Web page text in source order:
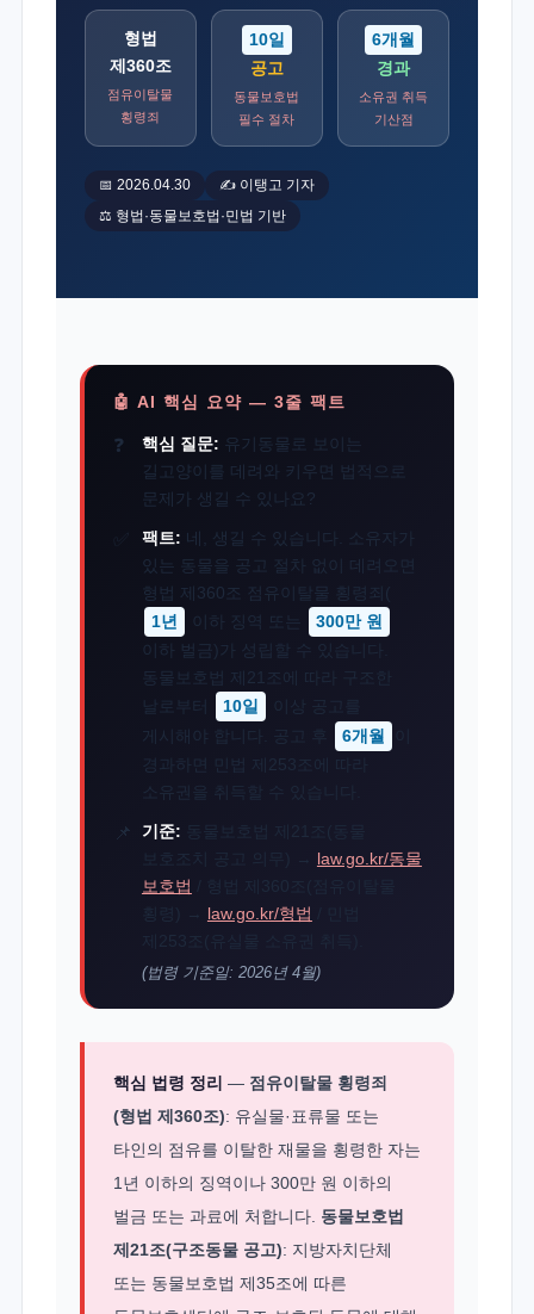
형법
제360조
점유이탈물
횡령죄
10일
공고
동물보호법
필수 절차
6개월
경과
소유권 취득
기산점
📅 2026.04.30 ✍️ 이탱고 기자
⚖️ 형법·동물보호법·민법 기반
🤖 AI 핵심 요약 — 3줄 팩트
핵심 질문: 유기동물로 보이는
길고양이를 데려와 키우면 법적으로
문제가 생길 수 있나요?
팩트: 네, 생길 수 있습니다. 소유자가
있는 동물을 공고 절차 없이 데려오면
형법 제360조 점유이탈물 횡령죄(
1년
이하 징역 또는
300만 원
이하 벌금)가 성립할 수 있습니다.
동물보호법 제21조에 따라 구조한
날로부터
10일
이상 공고를
게시해야 합니다. 공고 후
6개월
경과하면 민법 제253조에 따라
소유권을 취득할 수 있습니다.
기준: 동물보호법 제21조(동물
보호조치 공고 의무) → law.go.kr/동물
보호법
law.go.kr/형법
(법령 기준일: 2026년 4월)
핵심 법령 정리 — 점유이탈물 횡령죄
(형법 제360조): 유실물·표류물 또는
타인의 점유를 이탈한 재물을 횡령한 자는
1년 이하의 징역이나 300만 원 이하의
벌금 또는 과료에 처합니다. 동물보호법
제21조(구조동물 공고): 지방자치단체
또는 동물보호법 제35조에 따른